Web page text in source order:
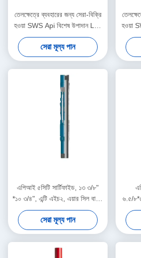
তেলক্ষেত্রে ব্যবহারের জন্য সেরা-বিক্রি
হওয়া SWS Api বিশেষ উপাদান L80
BTC13 3/8"*7 5/8" লাইনার
হ্যাঙ্গার মেকানিক্যাল-সেট সহ এখন স্টকে
আছে
সেরা মূল্য পান
হওয়া
এপিআই ৫সিটি সার্টিফাইড, ১৩ ৩/৮"
*১০ ৩/৪", এন্টি এইচ২, এয়ার সিল বাকল
লিনার হ্যাঙ্গার অনশোর ও অফশোর
ওয়েলহেড অপারেশনের জন্য উপযুক্ত।
সেরা মূল্য পান
৬.৫/
সিল